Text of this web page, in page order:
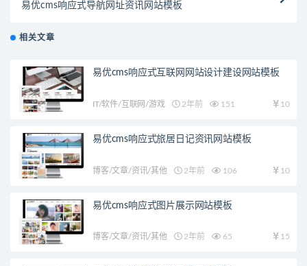
易优cms响应式导航网址资讯网站模板
相关文章
易优cms响应式互联网网站设计建设网站模板
IT/软件/互联网/游戏 2年前 151 10
易优cms响应式旅居日记资讯网站模板
博客/文章/资讯/其他 2年前 106 10
易优cms响应式图片展示网站模板
博客/文章/资讯/其他 2年前 65 15